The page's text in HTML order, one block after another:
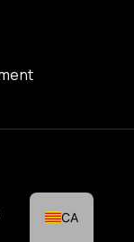
CA
FR